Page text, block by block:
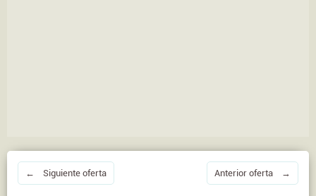
← Siguiente oferta Anterior oferta →